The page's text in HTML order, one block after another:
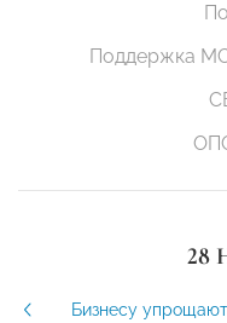
Поддержка
28
Бизнесу